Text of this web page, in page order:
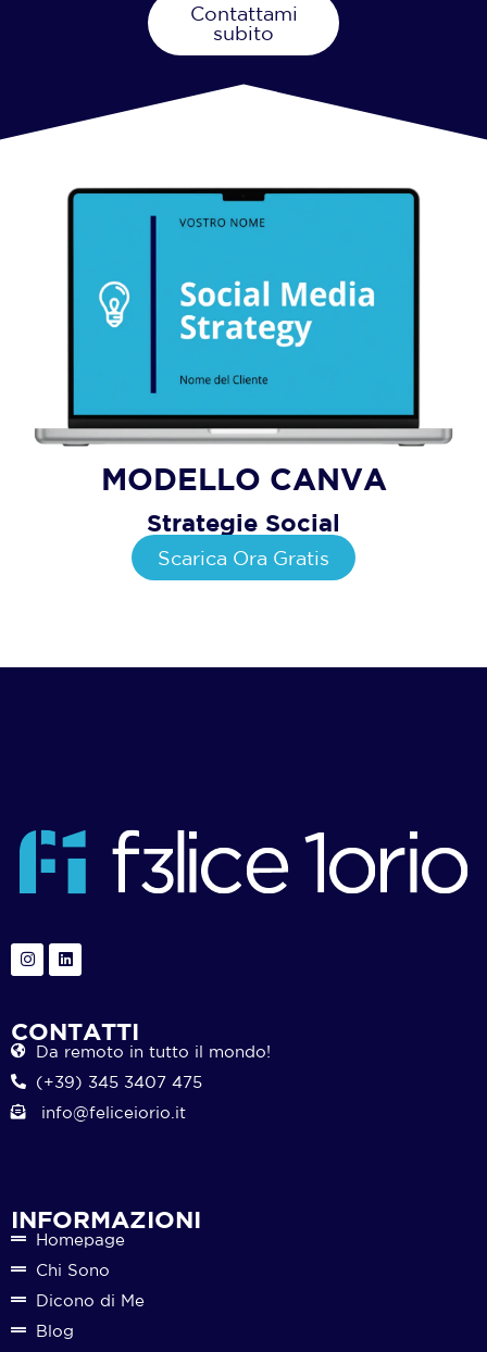
Contattami
subito
MODELLO CANVA
Strategie Social
Scarica Ora Gratis
CONTATTI
Da remoto in tutto il mondo!
(+39) 345 3407 475
info@feliceiorio.it
INFORMAZIONI
Homepage
Chi Sono
Dicono di Me
Blog